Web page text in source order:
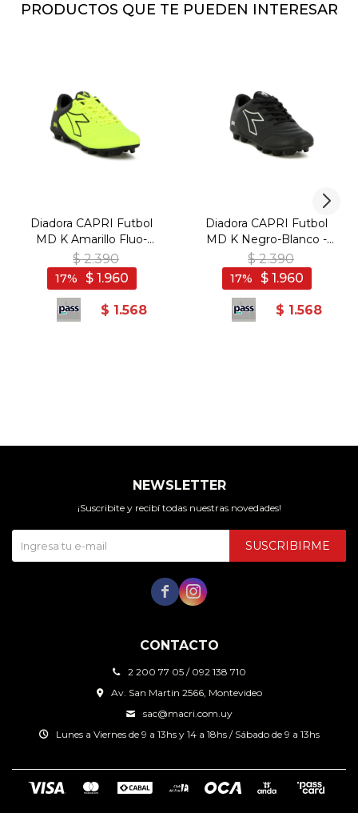
PRODUCTOS QUE TE PUEDEN INTERESAR
Diadora CAPRI Futbol
MD K Amarillo Fluo-
Negro - Amarillo Fluo-
Negro
$ 2.390
$ 1.960
17
$ 1.568
Diadora CAPRI Futbol
MD K Negro-Blanco -
Negro-Blanco
$ 2.390
$ 1.960
17
$ 1.568
CONTACTO
2 200 77 05 / 092 138 710
Av. San Martin 2566, Montevideo
sac@macri.com.uy
Lunes a Viernes de 9 a 13hs y 14 a 18hs / Sábado de 9 a 13hs
NEWSLETTER
¡Suscribite y recibí todas nuestras novedades!
SUSCRIBIRME
 